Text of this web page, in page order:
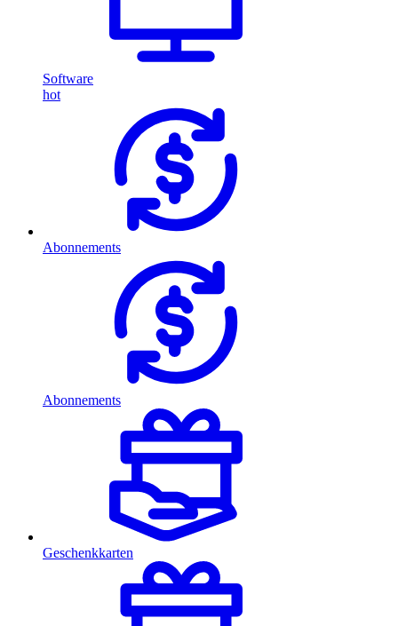
Software
hot
Abonnements
Abonnements
Geschenkkarten